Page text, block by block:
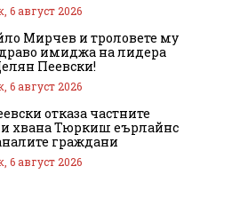
6 август 2026
Мирчев и троловете му
имиджа на лидера
Пеевски!
6 август 2026
отказа частните
хвана Тюркиш еърлайнс
граждани
6 август 2026